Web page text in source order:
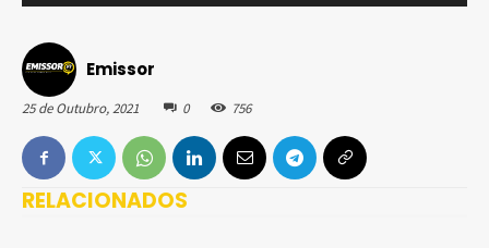
Emissor
25 de Outubro, 2021 0 756
RELACIONADOS